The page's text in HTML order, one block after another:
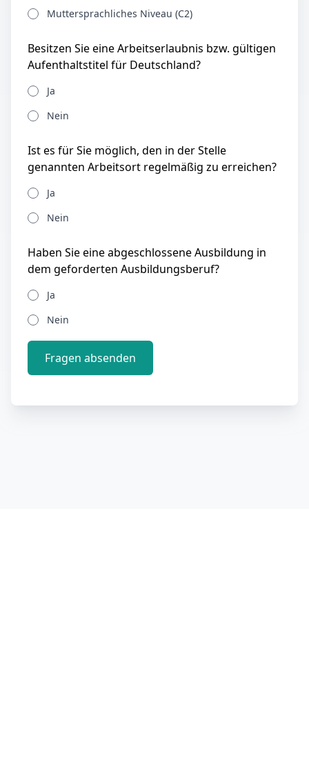
Muttersprachliches Niveau (C2)
Besitzen Sie eine Arbeitserlaubnis bzw. gültigen
Aufenthaltstitel für Deutschland?
Ja
Nein
Ist es für Sie möglich, den in der Stelle
genannten Arbeitsort regelmäßig zu erreichen?
Ja
Nein
Haben Sie eine abgeschlossene Ausbildung in
dem geforderten Ausbildungsberuf?
Ja
Nein
Fragen absenden